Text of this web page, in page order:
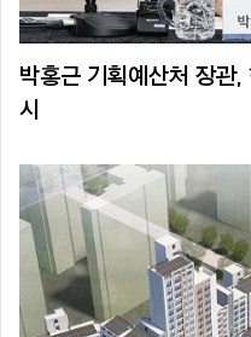
박홍근 기획예산처 장관
시